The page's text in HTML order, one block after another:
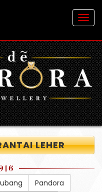
LEHER
Pandora